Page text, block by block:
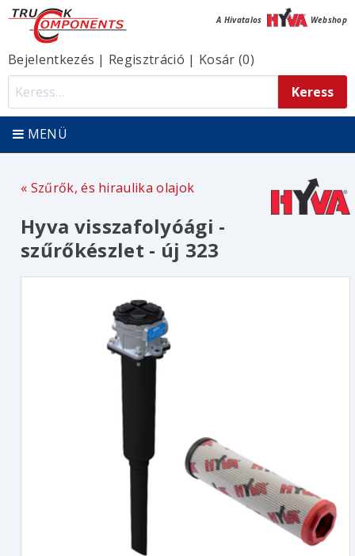
A Hivatalos Webshop
Bejelentkezés | Regisztráció | Kosár (0)
MENÜ
Szűrők, és hiraulika olajok
Hyva visszafolyóági -
szűrőkészlet - új 323